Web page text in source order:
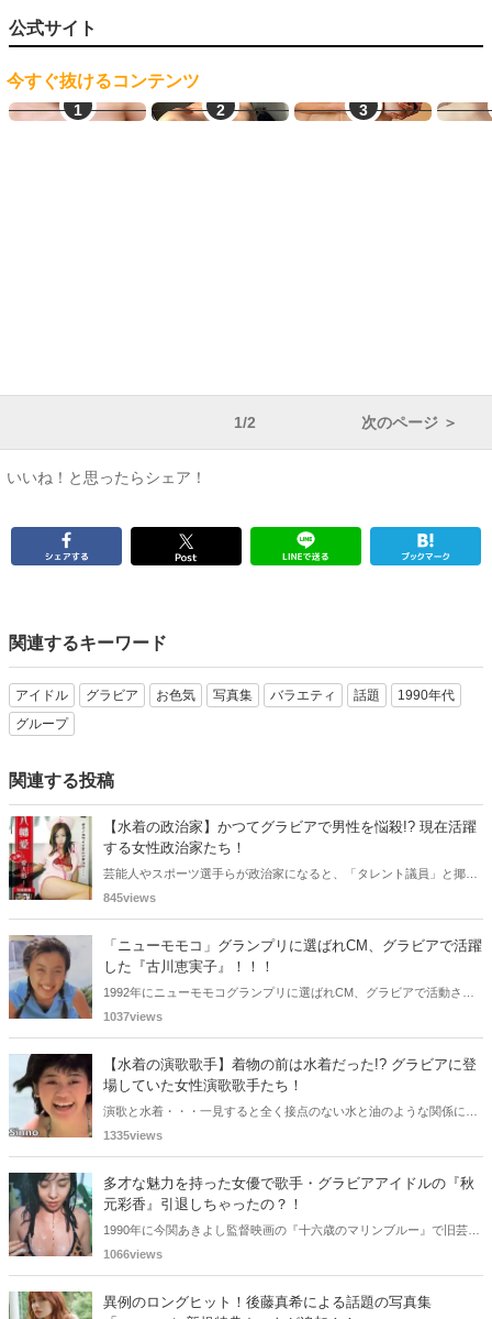
公式サイト
今すぐ抜けるコンテンツ
オナ配信中ー ご近所熟女 JDとヤレる 素
1/2 次のページ ＞
いいね！と思ったらシェア！
関連するキーワード
アイドル グラビア お色気 写真集 バラエティ 話題
1990年代
グループ
関連する投稿
【水着の政治家】かつてグラビアで男性を悩殺!? 現在活躍
する女性政治家たち！
芸能人やスポーツ選手らが政治家になると、「タレント議員」と揶揄
されることがありますが、同時に、"タレントとしての活躍" が再注目
わどいショットで多くの男性を魅了した女性も!? 今回は、そんなグラ
ビアで活躍した女性政治家6名をご紹介します。
845views
「ニューモモコ」グランプリに選ばれCM、グラビアで活躍
した『古川恵実子』！！！
1992年にニューモモコグランプリに選ばれCM、グラビアで活動され
ていた古川恵実子さん。2010年3月頃まではラジオDJを担当されてい
みました。
1037views
【水着の演歌歌手】着物の前は水着だった!? グラビアに登
場していた女性演歌歌手たち！
演歌と水着・・・一見すると全く接点のない水と油のような関係に思
えますが、実は、水着姿を披露した経験を持つ女性演歌歌手は何人か
披露した歌手も!? 今回は、水着姿を公開したことのある5人の女性演
歌歌手をご紹介します。
1335views
多才な魅力を持った女優で歌手・グラビアアイドルの『秋
元彩香』引退しちゃったの？！
1990年に今関あきよし監督映画の『十六歳のマリンブルー』で旧芸名
は古谷 玲香で主演デビューした秋元 彩香さん。映画やドラマ・歌手
なくなりました。
1066views
異例のロングヒット！後藤真希による話題の写真集